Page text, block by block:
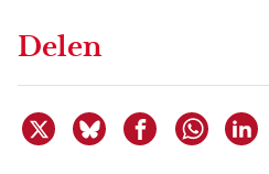
Delen
Deel dit item op X
Deel dit item op
Deel dit
Delen via